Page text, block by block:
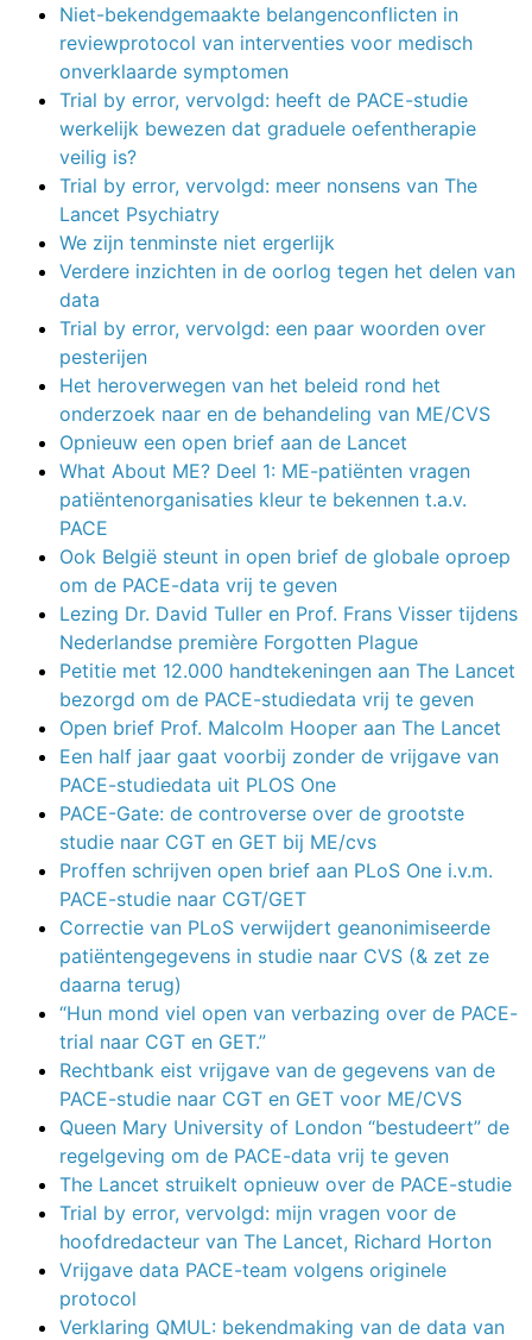
Niet-bekendgemaakte belangenconflicten in
reviewprotocol van interventies voor medisch
onverklaarde symptomen
Trial by error, vervolgd: heeft de PACE-studie
werkelijk bewezen dat graduele oefentherapie
veilig is?
Trial by error, vervolgd: meer nonsens van The
Lancet Psychiatry
We zijn tenminste niet ergerlijk
Verdere inzichten in de oorlog tegen het delen van
data
Trial by error, vervolgd: een paar woorden over
pesterijen
Het heroverwegen van het beleid rond het
onderzoek naar en de behandeling van ME/CVS
Opnieuw een open brief aan de Lancet
What About ME? Deel 1: ME-patiënten vragen
patiëntenorganisaties kleur te bekennen t.a.v.
PACE
Ook België steunt in open brief de globale oproep
om de PACE-data vrij te geven
Lezing Dr. David Tuller en Prof. Frans Visser tijdens
Nederlandse première Forgotten Plague
Petitie met 12.000 handtekeningen aan The Lancet
bezorgd om de PACE-studiedata vrij te geven
Open brief Prof. Malcolm Hooper aan The Lancet
Een half jaar gaat voorbij zonder de vrijgave van
PACE-studiedata uit PLOS One
PACE-Gate: de controverse over de grootste
studie naar CGT en GET bij ME/cvs
Proffen schrijven open brief aan PLoS One i.v.m.
PACE-studie naar CGT/GET
Correctie van PLoS verwijdert geanonimiseerde
patiëntengegevens in studie naar CVS (& zet ze
daarna terug)
“Hun mond viel open van verbazing over de PACE-
trial naar CGT en GET.”
Rechtbank eist vrijgave van de gegevens van de
PACE-studie naar CGT en GET voor ME/CVS
Queen Mary University of London “bestudeert” de
regelgeving om de PACE-data vrij te geven
The Lancet struikelt opnieuw over de PACE-studie
Trial by error, vervolgd: mijn vragen voor de
hoofdredacteur van The Lancet, Richard Horton
Vrijgave data PACE-team volgens originele
protocol
Verklaring QMUL: bekendmaking van de data van